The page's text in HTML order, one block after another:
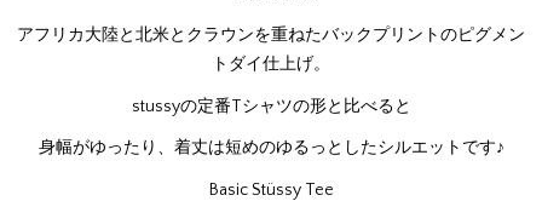
アフリカ大陸と北米とクラウンを重ねたバックプリントのピグメン
トダイ仕上げ。
stussyの定番Tシャツの形と比べると
身幅がゆったり、着丈は短めのゆるっとしたシルエットです♪
Basic Stüssy Tee